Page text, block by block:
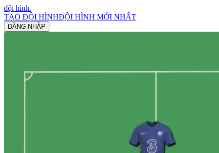
đội hình.
TẠO ĐỘI HÌNHĐỘI HÌNH MỚI NHẤT
ĐĂNG NHẬP